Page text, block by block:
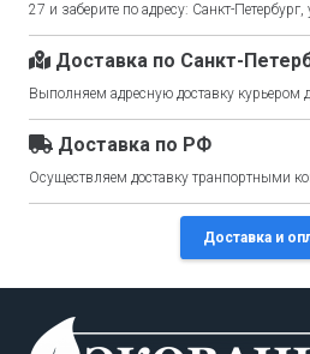
27 и заберите по адресу: Санкт-
Доставка по Санкт-
Выполняем адресную доставку курьером
Доставка по РФ
Осуществляем доставку транпортными
Доставка и